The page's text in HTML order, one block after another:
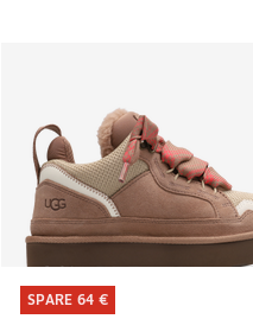
SPARE 64 €
SPARE 64 €